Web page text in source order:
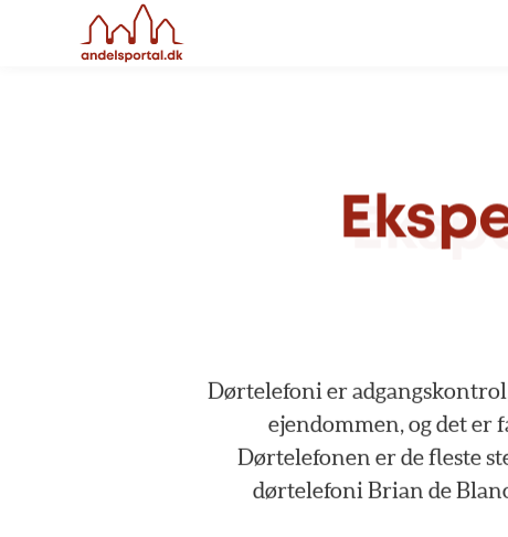
Dørtelefoni er
ejendommen,ogdeter
Dørtelefonen erdefleste
dørtelefoni Brian de